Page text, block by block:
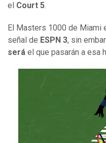
el Court 5.
El Masters 1000 de Miami
señal de ESPN 3, sin
será el que pasarán a esa